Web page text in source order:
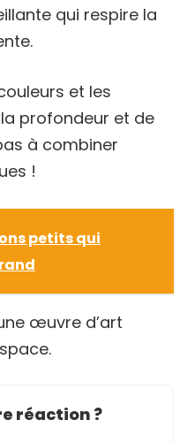
qui respire la
et les
profondeur et de
à combiner
!
petits qui
œuvre d’art
réaction ?